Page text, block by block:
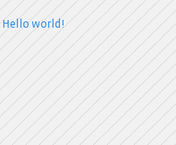
Hello world!